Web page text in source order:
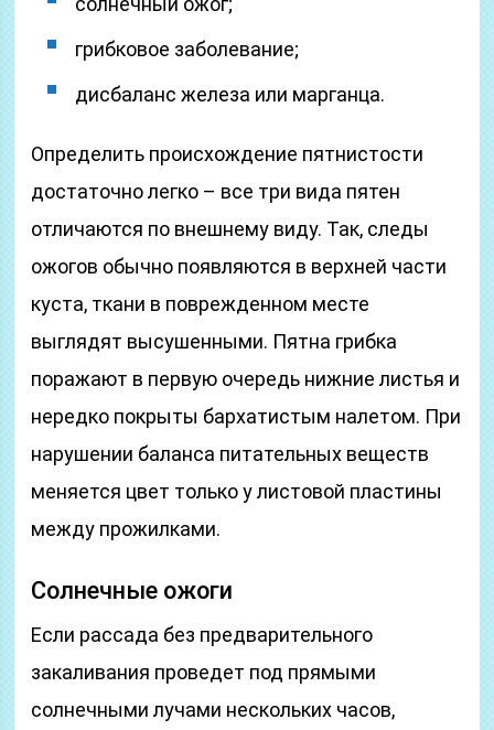
грибковое заболевание;
дисбаланс железа или марганца.
Определить происхождение пятнистости
достаточно легко – все три вида пятен
отличаются по внешнему виду. Так, следы
ожогов обычно появляются в верхней части
куста, ткани в поврежденном месте
выглядят высушенными. Пятна грибка
поражают в первую очередь нижние листья и
нередко покрыты бархатистым налетом. При
нарушении баланса питательных веществ
меняется цвет только у листовой пластины
между прожилками.
Солнечные ожоги
Если рассада без предварительного
закаливания проведет под прямыми
солнечными лучами нескольких часов,